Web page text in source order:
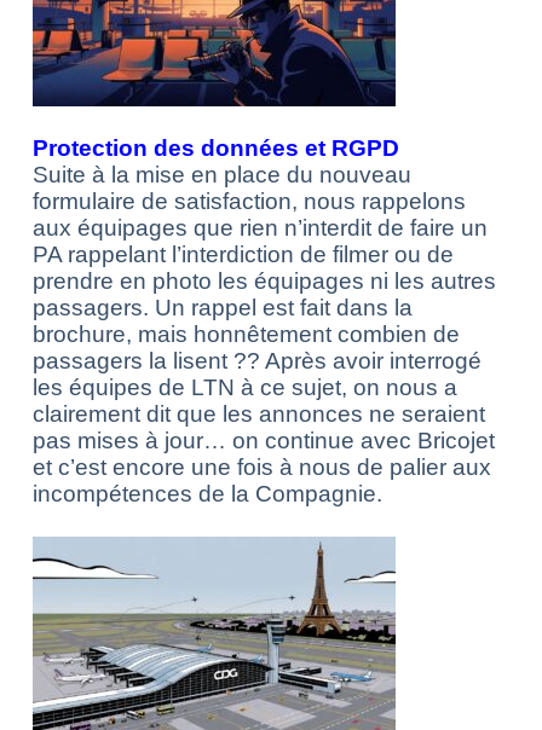
Protection des données etRGPD
Suite à la mise en place du nouveau
formulaire de satisfaction, nous rappelons
aux équipages que rien n’interdit de faire un
PA rappelant l’interdiction de filmer ou de
prendre en photo les équipages ni les autres
passagers. Un rappel est fait dans la
brochure, mais honnêtement combien de
passagers la lisent ?? Après avoir interrogé
les équipes de LTN à ce sujet, on nous a
clairement dit que les annonces ne seraient
pas mises à jour… on continue avec Bricojet
et c’est encore une fois à nous de palier aux
incompétences de la Compagnie.